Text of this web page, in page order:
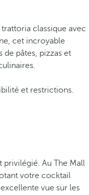
classique avec
cet incroyable
de pâtes, pizzas et
et restrictions.
privilégié. Au The Mall
votre cocktail
vue sur les